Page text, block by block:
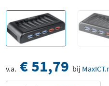
v.a. € 51,79 bij